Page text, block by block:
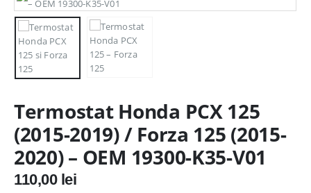
Termostat Honda PCX 125
(2015-2019) / Forza 125 (2015-
2020) – OEM 19300-K35-V01
110,00 lei